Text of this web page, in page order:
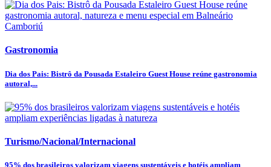
Gastronomia
Dia dos Pais: Bistrô da Pousada Estaleiro Guest House reúne gastronomia
autoral,...
Turismo/Nacional/Internacional
95% dos brasileiros valorizam viagens sustentáveis e hotéis ampliam